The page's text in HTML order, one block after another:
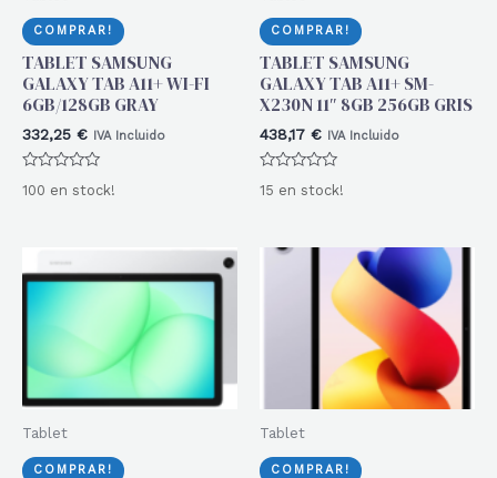
COMPRAR!
TABLET SAMSUNG
GALAXY TAB A11+ WI-FI
6GB/128GB GRAY
332,25 € IVA Incluido
con
100 en stock!
COMPRAR!
TABLET SAMSUNG
GALAXY TAB A11+ SM-
X230N 11″ 8GB 256GB GRIS
438,17 € IVA Incluido
con
15 en stock!
Tablet
COMPRAR!
Tablet
COMPRAR!